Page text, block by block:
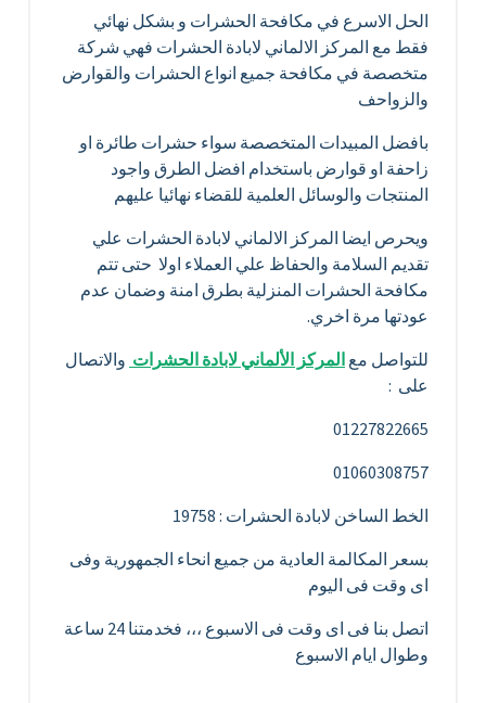
الحل الاسرع في مكافحة الحشرات و بشكل نهائي
فقط مع المركز الالماني لابادة الحشرات فهي شركة
متخصصة في مكافحة جميع انواع الحشرات والقوارض
والزواحف
بافضل المبيدات المتخصصة سواء حشرات طائرة او
زاحفة او قوارض باستخدام افضل الطرق واجود
المنتجات والوسائل العلمية للقضاء نهائيا عليهم
ويحرص ايضا المركز الالماني لابادة الحشرات علي
تقديم السلامة والحفاظ علي العملاء اولا حتى تتم
مكافحة الحشرات المنزلية بطرق امنة وضمان عدم
عودتها مرة اخري.
للتواصل مع المركز الألماني لابادة الحشرات والاتصال
على :
01227822665
01060308757
الخط الساخن لابادة الحشرات : 19758
بسعر المكالمة العادية من جميع انحاء الجمهورية وفى
اى وقت فى اليوم
اتصل بنا فى اى وقت فى الاسبوع ،،، فخدمتنا 24 ساعة
وطوال ايام الاسبوع